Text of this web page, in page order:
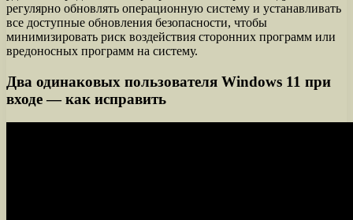
регулярно обновлять операционную систему и устанавливать
все доступные обновления безопасности, чтобы
минимизировать риск воздействия сторонних программ или
вредоносных программ на систему.
Два одинаковых пользователя Windows 11 при
входе — как исправить